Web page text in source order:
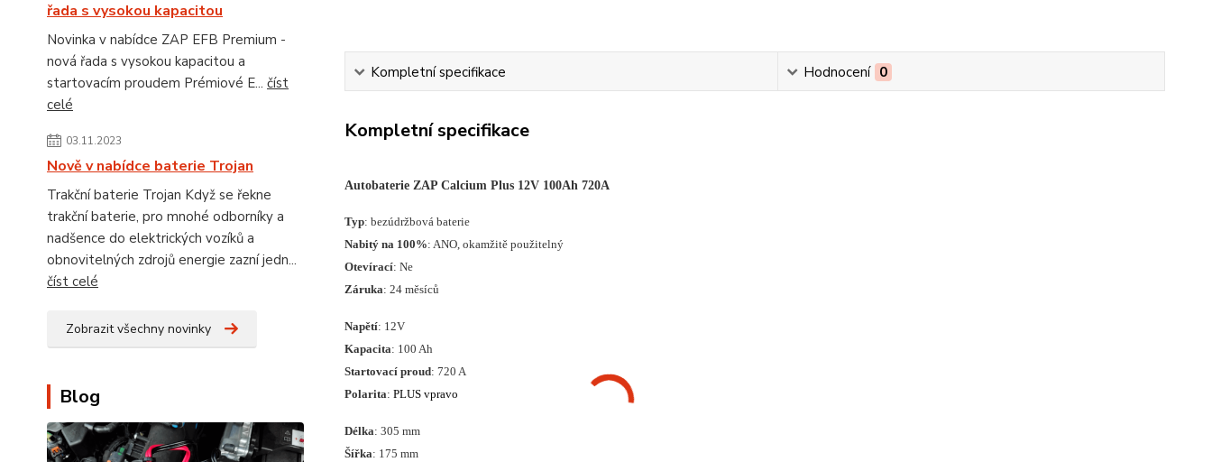
řada s vysokou kapacitou
Novinka v nabídce ZAP EFB Premium -
nová řada s vysokou kapacitou a
startovacím proudem Prémiové E... číst
celé
03.11.2023
Nově v nabídce baterie Trojan
Trakční baterie Trojan Když se řekne
trakční baterie, pro mnohé odborníky a
nadšence do elektrických vozíků a
obnovitelných zdrojů energie zazní jedn...
číst celé
Zobrazit všechny novinky
Blog
Kompletní specifikace Hodnocení 0
Kompletní specifikace
Autobaterie ZAP Calcium Plus 12V 100Ah 720A
Typ: bezúdržbová baterie
Nabitý na 100%: ANO, okamžitě použitelný
Otevírací: Ne
Záruka: 24 měsíců
Napětí: 12V
Kapacita: 100 Ah
Startovací proud: 720 A
Polarita: PLUS vpravo
Délka: 305 mm
Šířka: 175 mm